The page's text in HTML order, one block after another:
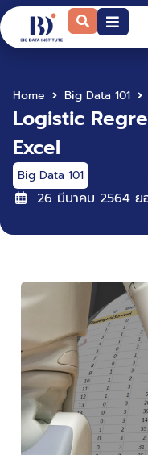
Home Big Data 101
Logistic
Excel
Big Data 101
26 มีนาคม 2564 ย